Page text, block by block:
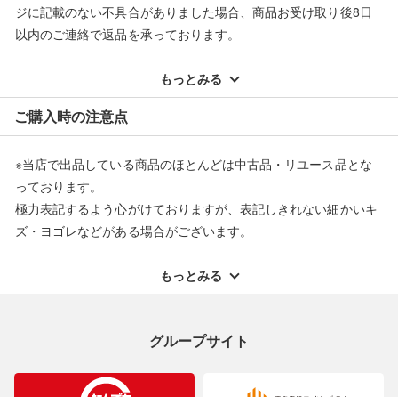
ジに記載のない不具合がありました場合、商品お受け取り後8日
以内のご連絡で返品を承っております。
配送料ともに当社負担で対応いたします。
※オンラインストアで購入頂いた商品は、店頭での返品はお受け
できません。また、商品の修理及び交換に関しては承ることがで
返品・交換について
もっとみる
ご購入時の注意点
※当店で出品している商品のほとんどは中古品・リユース品とな
っております。
極力表記するよう心がけておりますが、表記しきれない細かいキ
ズ・ヨゴレなどがある場合がございます。
ご理解くださいますようお願い申し上げます。
合がございますのでご了承ください。
もっとみる
グループサイト